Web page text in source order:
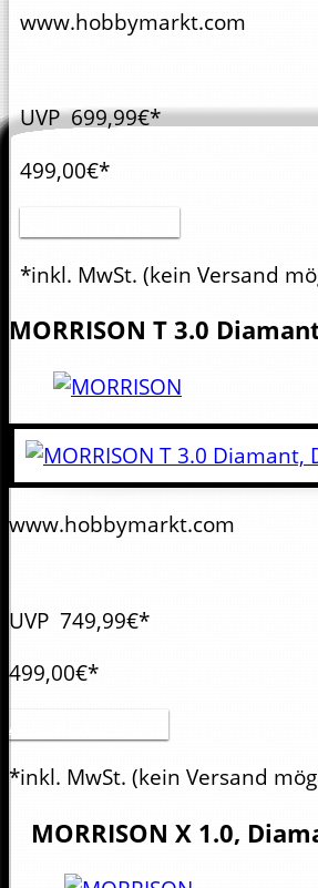
www.hobbymarkt.com
UVP699,99€*
499,00€*
*inkl. MwSt. (kein Versand
MORRISON T 3.0
www.hobbymarkt.com
UVP 749,99€*
499,00€*
Artikel anzeigen
*inkl. MwSt. (kein Versand
MORRISON X 1.0,